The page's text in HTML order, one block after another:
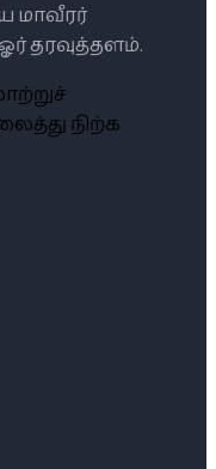
மாவீரர்
தரவுத்தளம்.
நிற்க